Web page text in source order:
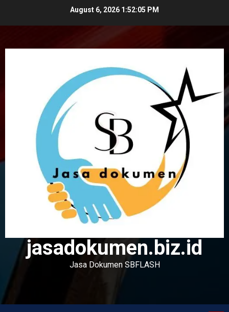
August 6, 2026 1:52:06 PM
jasadokumen.biz.id
Jasa Dokumen SBFLASH